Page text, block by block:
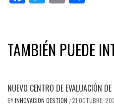
TAMBIÉN PUEDE
NUEVO CENTRO DE EVALUACIÓN
BYINNOVACION GESTION /21 OCTUBRE,